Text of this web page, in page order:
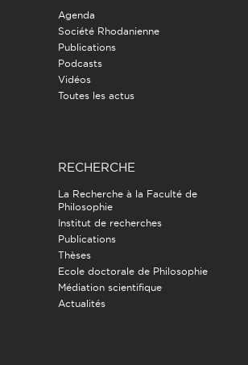
Agenda
Société Rhodanienne
Publications
Podcasts
Vidéos
Toutes les actus
RECHERCHE
La Recherche à la Faculté de
Philosophie
Institut de recherches
Publications
Thèses
Ecole doctorale de Philosophie
Médiation scientifique
Actualités